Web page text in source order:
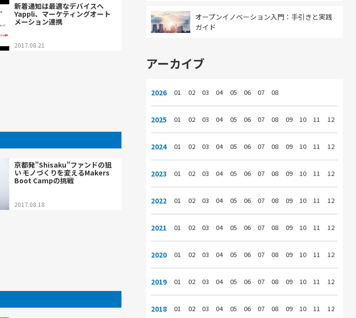
新着通知は最適なデバイスへ
Yappli、マーケティングオート
メーション連携
2017.08.21
京都発”Shisaku”ファンドの狙
い モノづくりを変えるMakers
Boot Campの挑戦
2017.08.18
オープンイノベーション入門：手引きと実践
ガイド
アーカイブ
2026 01 02 03 04 05 06 07 08
2025 01 02 03 04 05 06 07 08 09 10 11 12
2024 01 02 03 04 05 06 07 08 09 10 11 12
2023 01 02 03 04 05 06 07 08 09 10 11 12
2022 01 02 03 04 05 06 07 08 09 10 11 12
2021 01 02 03 04 05 06 07 08 09 10 11 12
2020 01 02 03 04 05 06 07 08 09 10 11 12
2019 01 02 03 04 05 06 07 08 09 10 11 12
2018 01 02 03 04 05 06 07 08 09 10 11 12